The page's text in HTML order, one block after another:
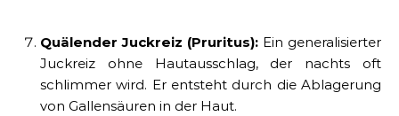
Quälender Juckreiz (Pruritus): Ein generalisierter
Juckreiz ohne Hautausschlag, der nachts oft
schlimmer wird. Er entsteht durch die Ablagerung
von Gallensäuren in der Haut.